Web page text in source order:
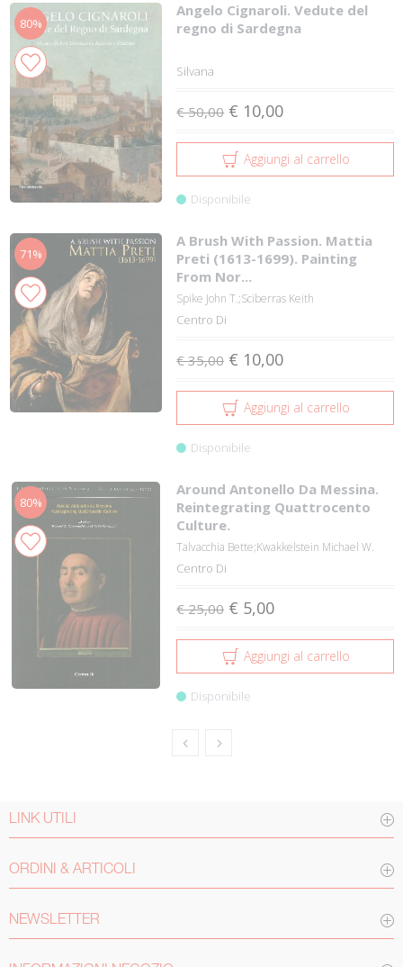
80%
Angelo Cignaroli. Vedute del
regno di Sardegna
Silvana
€ 50,00 € 10,00
Aggiungi al carrello
Disponibile
71%
A Brush With Passion. Mattia
Preti (1613-1699). Painting
From Nor...
Spike John T.;Sciberras Keith
Centro Di
€ 35,00 € 10,00
Aggiungi al carrello
Disponibile
80%
Around Antonello Da Messina.
Reintegrating Quattrocento
Culture.
Talvacchia Bette;Kwakkelstein Michael W.
Centro Di
€ 25,00 € 5,00
Aggiungi al carrello
Disponibile
LINK UTILI
ORDINI & ARTICOLI
NEWSLETTER